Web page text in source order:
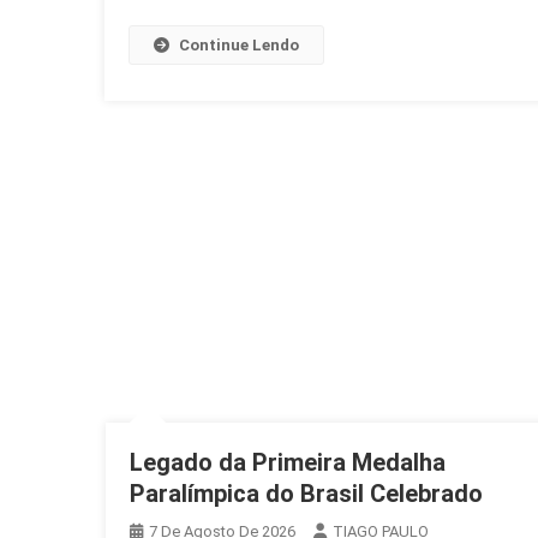
Continue Lendo
Legado da Primeira Medalha
Paralímpica do Brasil Celebrado
7 De Agosto De 2026
TIAGO PAULO